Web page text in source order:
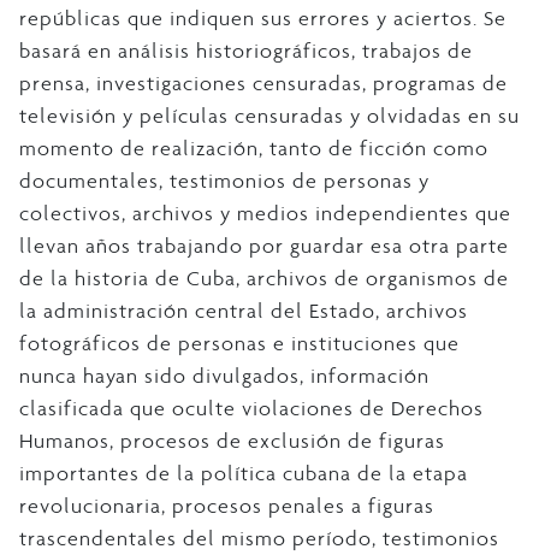
repúblicas que indiquen sus errores y aciertos. Se
basará en análisis historiográficos, trabajos de
prensa, investigaciones censuradas, programas de
televisión y películas censuradas y olvidadas en su
momento de realización, tanto de ficción como
documentales, testimonios de personas y
colectivos, archivos y medios independientes que
llevan años trabajando por guardar esa otra parte
de la historia de Cuba, archivos de organismos de
la administración central del Estado, archivos
fotográficos de personas e instituciones que
nunca hayan sido divulgados, información
clasificada que oculte violaciones de Derechos
Humanos, procesos de exclusión de figuras
importantes de la política cubana de la etapa
revolucionaria, procesos penales a figuras
trascendentales del mismo período, testimonios